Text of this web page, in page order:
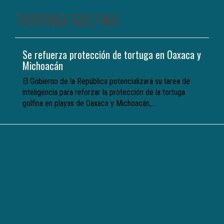
TORTUGA GOLFINA
Se refuerza protección de tortuga en Oaxaca y
Michoacán
El Gobierno de la República potencializará su tarea de
inteligencia para reforzar la protección de la tortuga
golfina en playas de Oaxaca y Michoacán,...